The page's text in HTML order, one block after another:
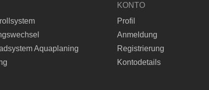
Aquaplaning
KONTO
Profil
Anmeldung
Registrierung
Kontodetails